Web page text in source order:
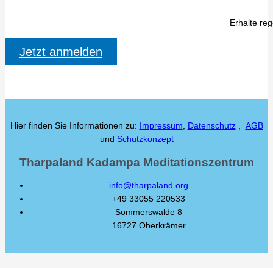
Erhalte
Jetzt anmelden
Hier finden Sie Informationen zu: Impressum, Datenschutz, AGB
und Schutzkonzept
Tharpaland Kadampa Meditationszentrum
info@tharpaland.org
+49 33055 220533
Sommerswalde 8
16727 Oberkrämer